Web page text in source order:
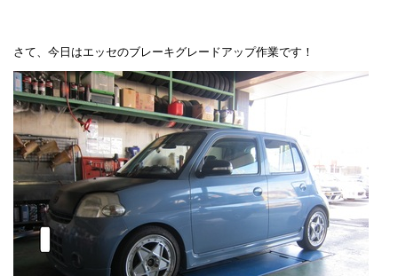
さて、今日はエッセのブレーキグレードアップ作業です！